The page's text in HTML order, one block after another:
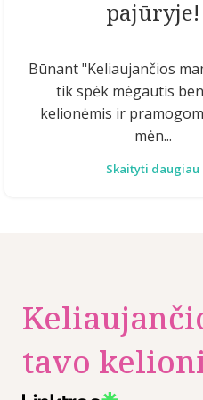
pajūryje!
Būnant "Keliaujančios
tik spėk mėgautis
kelionėmis ir
mėn...
Skaityti daugiau
tavo